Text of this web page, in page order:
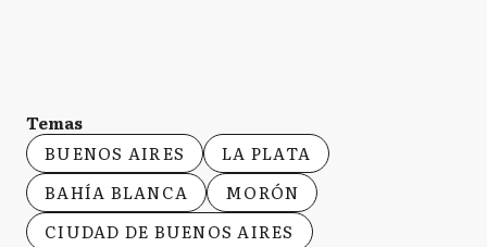
Temas
BUENOS AIRES
LA PLATA
BAHÍA BLANCA
MORÓN
CIUDAD DE BUENOS AIRES